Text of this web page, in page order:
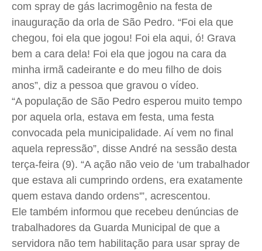
com spray de gás lacrimogênio na festa de
inauguração da orla de São Pedro. “Foi ela que
chegou, foi ela que jogou! Foi ela aqui, ó! Grava
bem a cara dela! Foi ela que jogou na cara da
minha irmã cadeirante e do meu filho de dois
anos”, diz a pessoa que gravou o vídeo.
“A população de São Pedro esperou muito tempo
por aquela orla, estava em festa, uma festa
convocada pela municipalidade. Aí vem no final
aquela repressão”, disse André na sessão desta
terça-feira (9). “A ação não veio de ‘um trabalhador
que estava ali cumprindo ordens, era exatamente
quem estava dando ordens'”, acrescentou.
E le também informou que recebeu denúncias de
trabalhadores da Guarda Municipal de que a
servidora não tem habilitação para usar spray de